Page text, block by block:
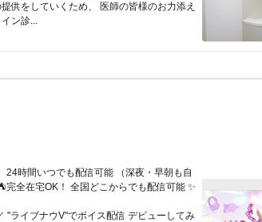
供をしていくため、 医師の皆様のお力添え
ン診...
24時間いつでも配信可能 （深夜・早朝も自
全在宅OK！ 全国どこからでも配信可能 ✨
"ライブナウV"でボイス配信 デビューしてみ